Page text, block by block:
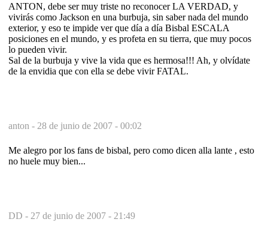
ANTON, debe ser muy triste no reconocer LA VERDAD, y
vivirás como Jackson en una burbuja, sin saber nada del mundo
exterior, y eso te impide ver que día a día Bisbal ESCALA
posiciones en el mundo, y es profeta en su tierra, que muy pocos
lo pueden vivir.
Sal de la burbuja y vive la vida que es hermosa!!! Ah, y olvídate
de la envidia que con ella se debe vivir FATAL.
anton - 28 de junio de 2007 - 00:02
Me alegro por los fans de bisbal, pero como dicen alla lante , esto
no huele muy bien...
DD - 27 de junio de 2007 - 21:49